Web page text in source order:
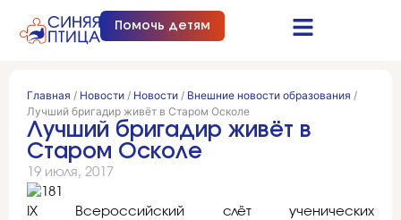
Помочь детям
Главная / Новости / Новости / Внешние новости образования /
Лучший бригадир живёт в Старом Осколе
Лучший бригадир живёт в
Старом Осколе
19 июля, 2017
IX Всероссийский слёт ученических